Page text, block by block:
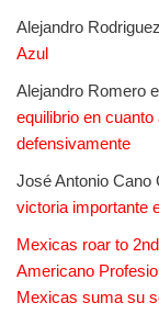
Alejandro Rodriguez
Azul
Alejandro Romero
equilibrio en
defensivamente
José Antonio Cano
victoria importante
Mexicas roar to
Americano
Mexicas suma su